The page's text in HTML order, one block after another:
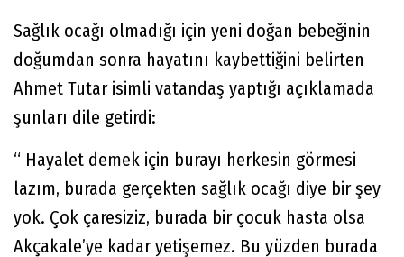
Sağlık ocağı olmadığı için yeni doğan bebeğinin
doğumdan sonra hayatını kaybettiğini belirten
Ahmet Tutar isimli vatandaş yaptığı açıklamada
şunları dile getirdi:
“ Hayalet demek için burayı herkesin görmesi
lazım, burada gerçekten sağlık ocağı diye bir şey
yok. Çok çaresiziz, burada bir çocuk hasta olsa
Akçakale’ye kadar yetişemez. Bu yüzden burada